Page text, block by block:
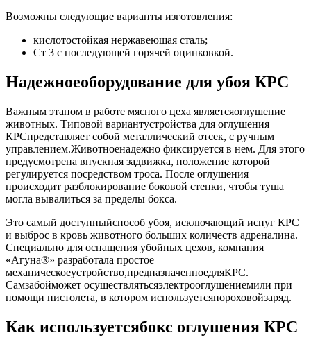
Возможны следующие варианты изготовления:
кислотостойкая нержавеющая сталь;
Ст 3 с последующей горячей оцинковкой.
Надежноеоборудование для убоя КРС
Важным этапом в работе мясного цеха являетсяоглушение
животных. Типовой вариантустройства для оглушения
КРСпредставляет собой металлический отсек, с ручным
управлением.Животноенадежно фиксируется в нем. Для этого
предусмотрена впускная задвижка, положение которой
регулируется посредством троса. После оглушения
происходит разблокирование боковой стенки, чтобы туша
могла вывалиться за пределы бокса.
Это самый доступныйспособ убоя, исключающий испуг КРС
и выброс в кровь животного больших количеств адреналина.
Специально для оснащения убойных цехов, компания
«Агуна®» разработала простое
механическоеустройство,предназначенноедляКРС.
Самзабойможет осуществлятьсяэлектрооглушениемили при
помощи пистолета, в котором используетсяпороховойзаряд.
Как используетсябокс оглушения КРС